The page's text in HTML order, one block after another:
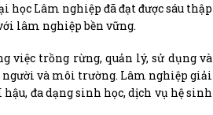
học Lâm nghiệp đã đạt được sáu thập
lâm nghiệp bền vững.
việc trồng rừng, quản lý, sử dụng và
và môi trường. Lâm nghiệp giải
đa dạng sinh học, dịch vụ hệ sinh